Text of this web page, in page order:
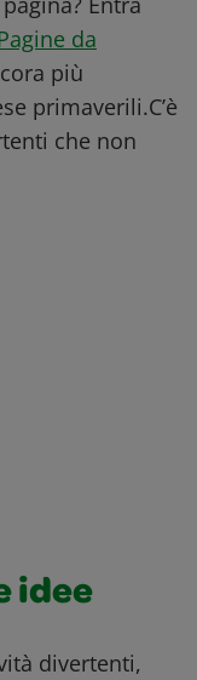
da
più
primaverili.C’è
che non
idee
divertenti,